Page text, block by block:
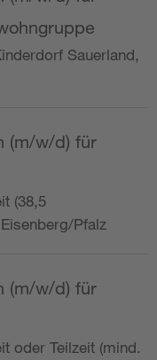
Sauerland,
(m/w/d) für
(38,5
Pfalz
(m/w/d) für
oder Teilzeit (mind.